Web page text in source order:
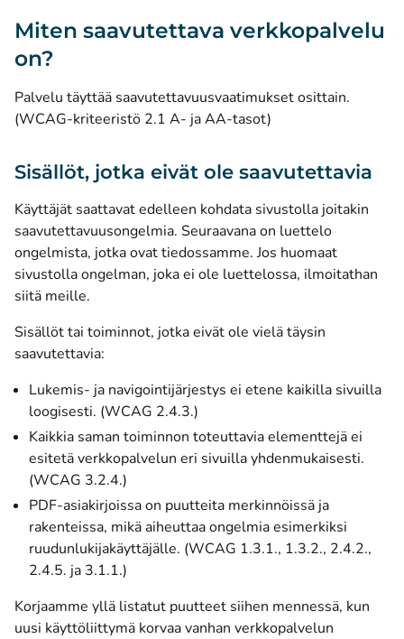
Miten saavutettava verkkopalvelu
on?
Palvelu täyttää saavutettavuusvaatimukset osittain.
(WCAG-kriteeristö 2.1 A- ja AA-tasot)
Sisällöt, jotka eivät ole saavutettavia
Käyttäjät saattavat edelleen kohdata sivustolla joitakin
saavutettavuusongelmia. Seuraavana on luettelo
ongelmista, jotka ovat tiedossamme. Jos huomaat
sivustolla ongelman, joka ei ole luettelossa, ilmoitathan
siitä meille.
Sisällöt tai toiminnot, jotka eivät ole vielä täysin
saavutettavia:
Lukemis- ja navigointijärjestys ei etene kaikilla sivuilla
loogisesti. (WCAG 2.4.3.)
Kaikkia saman toiminnon toteuttavia elementtejä ei
esitetä verkkopalvelun eri sivuilla yhdenmukaisesti.
(WCAG 3.2.4.)
PDF-asiakirjoissa on puutteita merkinnöissä ja
rakenteissa, mikä aiheuttaa ongelmia esimerkiksi
ruudunlukijakäyttäjälle. (WCAG 1.3.1., 1.3.2., 2.4.2.,
2.4.5. ja 3.1.1.)
Korjaamme yllä listatut puutteet siihen mennessä, kun
uusi käyttöliittymä korvaa vanhan verkkopalvelun